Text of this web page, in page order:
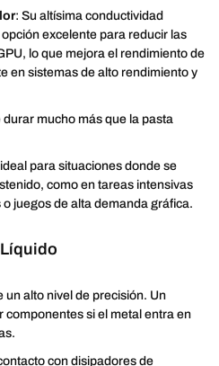
: Su altísima conductividad
excelente para reducir las
lo que mejora el rendimiento de
en sistemas de alto rendimiento y
durar mucho más que la pasta
para situaciones donde se
como en tareas intensivas
juegos de alta demanda gráfica.
un alto nivel de precisión. Un
componentes si el metal entra en
con disipadores de